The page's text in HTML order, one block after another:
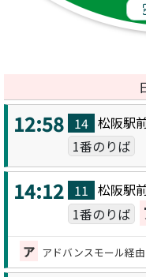
12:58 14 松阪駅
1番のりば
14:12 11 松阪駅
1番のりば
ア アドバンスモール経由